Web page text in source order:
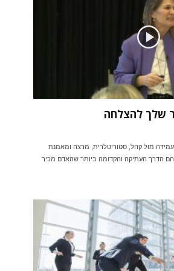
שלך להצלחה
מול קהל, סטוריטלרית, מרצה ומאמנת
הם הדרך העתיקה והקדומה ביותר שהאדם מכיר